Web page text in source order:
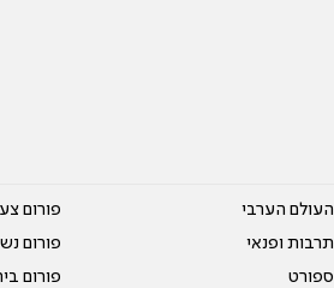
העולם הערבי
תרבות ופנאי
ספורט
פורום
פורום
פורום